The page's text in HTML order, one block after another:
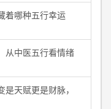
着哪种五行幸运
从中医五行看情绪
是天赋更是财脉，